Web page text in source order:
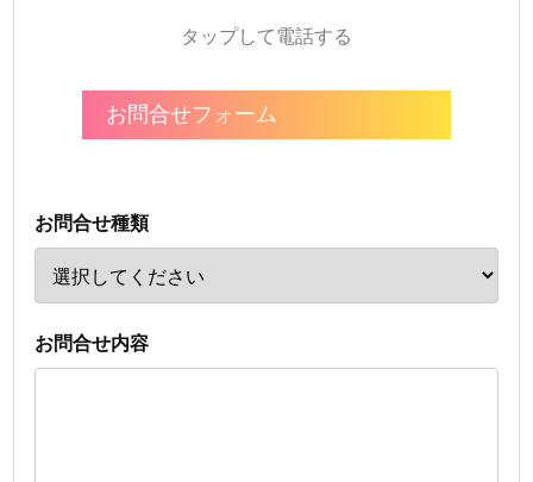
タップして電話する
お問合せフォーム
お問合せ種類
お問合せ内容